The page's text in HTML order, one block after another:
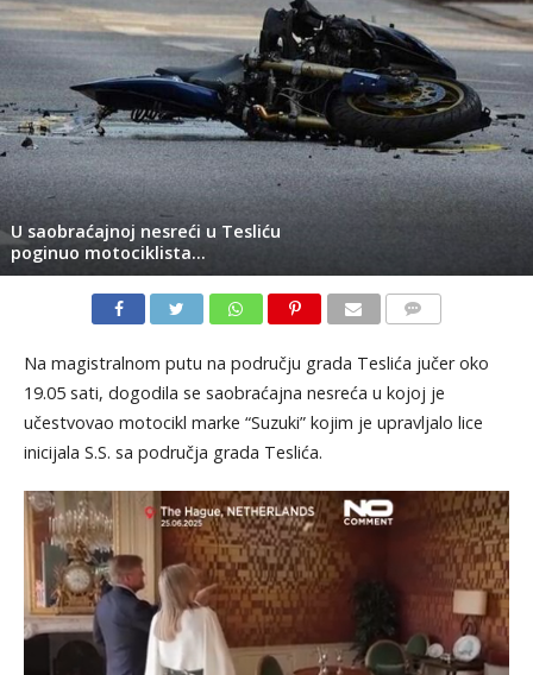
U saobraćajnoj nesreći u Tesliću
poginuo motociklista…
Na magistralnom putu na području grada Teslića jučer oko
19.05 sati, dogodila se saobraćajna nesreća u kojoj je
učestvovao motocikl marke “Suzuki” kojim je upravljalo lice
inicijala S.S. sa područja grada Teslića.